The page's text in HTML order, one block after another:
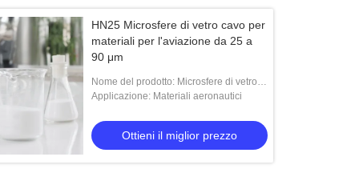
HN25 Microsfere di vetro cavo per
materiali per l'aviazione da 25 a
90 μm
Nome del prodotto: Microsfere di vetro
HN25
Applicazione: Materiali aeronautici
Ottieni il miglior prezzo